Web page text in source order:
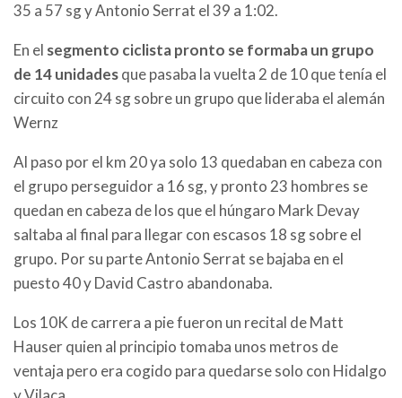
35 a 57 sg y Antonio Serrat el 39 a 1:02.
En el segmento ciclista pronto se formaba un grupo
de 14 unidadesque pasaba la vuelta 2 de 10 que tenía el
circuito con 24 sg sobre un grupo que lideraba el alemán
Wernz
Al paso por el km 20 ya solo 13 quedaban en cabeza con
el grupo perseguidor a 16 sg, y pronto 23 hombres se
quedan en cabeza de los que el húngaro Mark Devay
saltaba al final para llegar con escasos 18 sg sobre el
grupo. Por su parte Antonio Serrat se bajaba en el
puesto 40 y David Castro abandonaba.
Los 10K de carrera a pie fueron un recital de Matt
Hauser quien al principio tomaba unos metros de
ventaja pero era cogido para quedarse solo con Hidalgo